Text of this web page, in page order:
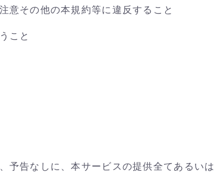
意その他の本規約等に違反すること
こと
予告なしに、本サービスの提供全てあるいは